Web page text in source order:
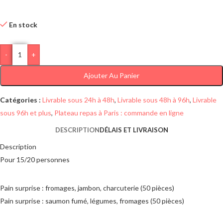
En stock
- +
Ajouter Au Panier
Catégories : Livrable sous 24h à 48h, Livrable sous 48h à 96h, Livrable
sous 96h et plus, Plateau repas à Paris : commande en ligne
DESCRIPTIONDÉLAIS ET LIVRAISON
Description
Pour 15/20 personnes
Pain surprise : fromages, jambon, charcuterie (50 pièces)
Pain surprise : saumon fumé, légumes, fromages (50 pièces)